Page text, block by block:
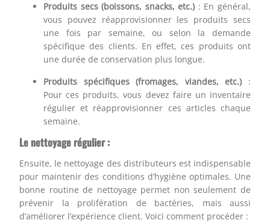
Produits secs (boissons, snacks, etc.) : En général,
vous pouvez réapprovisionner les produits secs
une fois par semaine, ou selon la demande
spécifique des clients. En effet, ces produits ont
une durée de conservation plus longue.
Produits spécifiques (fromages, viandes, etc.) :
Pour ces produits, vous devez faire un inventaire
régulier et réapprovisionner ces articles chaque
semaine.
Le nettoyage régulier :
Ensuite, le nettoyage des distributeurs est indispensable
pour maintenir des conditions d’hygiène optimales. Une
bonne routine de nettoyage permet non seulement de
prévenir la prolifération de bactéries, mais aussi
d’améliorer l’expérience client. Voici comment procéder :